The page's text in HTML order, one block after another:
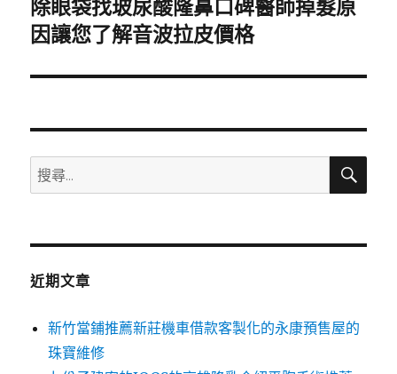
下
一
文
除眼袋找玻尿酸隆鼻口碑醫師掉髮原
因讓您了解音波拉皮價格
搜
尋
鍵
搜
近期文章
新竹當鋪推薦新莊機車借款客製化的永康預售屋的
珠寶維修